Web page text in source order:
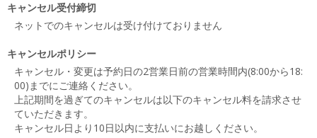
キャンセル受付締切
ネットでのキャンセルは受け付けておりません
キャンセルポリシー
キャンセル・変更は予約日の2営業日前の営業時間内(8:00から18:
00)までにご連絡ください。
上記期間を過ぎてのキャンセルは以下のキャンセル料を請求させ
ていただきます。
キャンセル日より10日以内に支払いにお越しください。